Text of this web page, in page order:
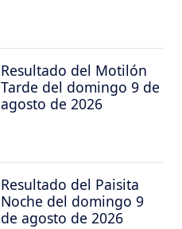
Resultado del Motilón
Tarde del domingo 9 de
agosto de 2026
Resultado del Paisita
Noche del domingo 9
de agosto de 2026